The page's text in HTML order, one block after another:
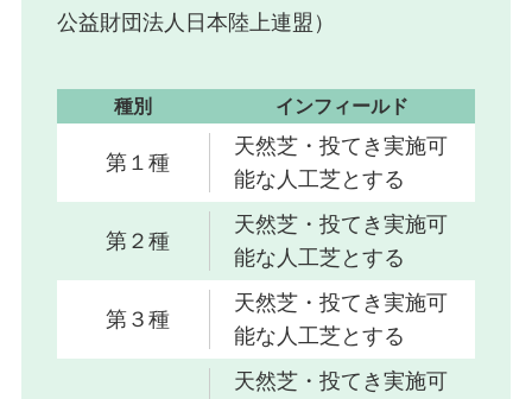
公益財団法人日本陸上連盟）
種別 インフィールド
第１種
天然芝・投てき実施可
能な人工芝とする
第２種
天然芝・投てき実施可
能な人工芝とする
第３種
天然芝・投てき実施可
能な人工芝とする
天然芝・投てき実施可